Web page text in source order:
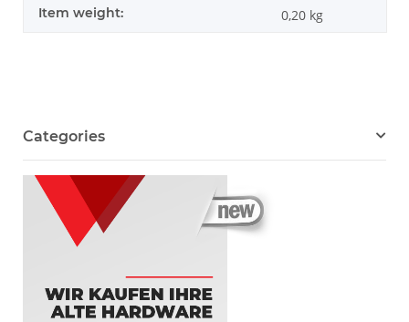
Item weight: 0,20 kg
Categories